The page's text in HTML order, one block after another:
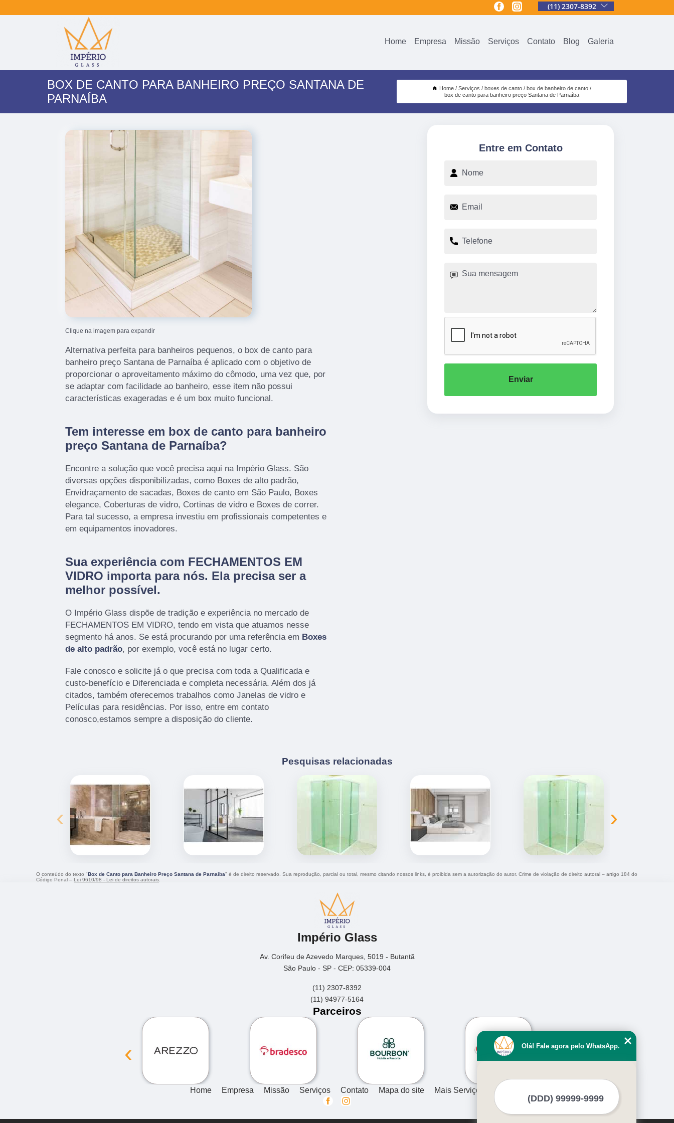
(11) 2307-8392
Home Empresa Missão Serviços Contato Blog Galeria
BOX DE CANTO PARA BANHEIRO PREÇO SANTANA DE
PARNAÍBA
Home Serviços boxes de canto
box de banheiro de canto
box de canto para banheiro preço Santana de Parnaíba
Clique na imagem para expandir
Alternativa perfeita para banheiros pequenos, o box de canto para
banheiro preço Santana de Parnaíba é aplicado com o objetivo de
proporcionar o aproveitamento máximo do cômodo, uma vez que, por
se adaptar com facilidade ao banheiro, esse item não possui
características exageradas e é um box muito funcional.
Tem interesse em box de canto para banheiro
preço Santana de Parnaíba?
Encontre a solução que você precisa aqui na Império Glass. São
diversas opções disponibilizadas, como Boxes de alto padrão,
Envidraçamento de sacadas, Boxes de canto em São Paulo, Boxes
elegance, Coberturas de vidro, Cortinas de vidro e Boxes de correr.
Para tal sucesso, a empresa investiu em profissionais competentes e
em equipamentos inovadores.
Sua experiência com FECHAMENTOS EM
VIDRO importa para nós. Ela precisa ser a
melhor possível.
O Império Glass dispõe de tradição e experiência no mercado de
FECHAMENTOS EM VIDRO, tendo em vista que atuamos nesse
segmento há anos. Se está procurando por uma referência em Boxes
de alto padrão, por exemplo, você está no lugar certo.
Fale conosco e solicite já o que precisa com toda a Qualificada e
custo-benefício e Diferenciada e completa necessária. Além dos já
citados, também oferecemos trabalhos como Janelas de vidro e
Películas para residências. Por isso, entre em contato
conosco,estamos sempre a disposição do cliente.
Entre em Contato
Enviar
Pesquisas relacionadas
‹ ›
O conteúdo do texto "Box de Canto para Banheiro Preço Santana de Parnaíba" é de direito reservado. Sua reprodução, parcial ou total, mesmo citando nossos links, é proibida sem a autorização do autor. Crime de violação de direito autoral – artigo 184 do
Código Penal – Lei 9610/98 - Lei de direitos autorais
Império Glass
Av. Corifeu de Azevedo Marques, 5019 - Butantã
São Paulo - SP - CEP: 05339-004
(11) 2307-8392
(11) 94977-5164
Parceiros
‹ ›
Home Empresa Missão Serviços Contato Mapa do site Mais Serviços
Olá! Fale agora pelo WhatsApp.